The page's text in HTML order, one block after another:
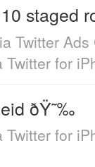
staged
Twitter
Twitter for
ðŸ˜‰
Twitter for